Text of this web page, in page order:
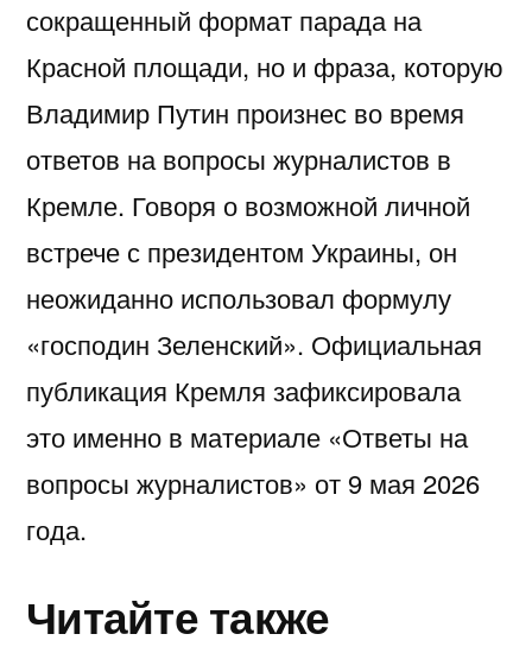
сокращенный формат парада на
Красной площади, но и фраза, которую
Владимир Путин произнес во время
ответов на вопросы журналистов в
Кремле. Говоря о возможной личной
встрече с президентом Украины, он
неожиданно использовал формулу
«господин Зеленский». Официальная
публикация Кремля зафиксировала
это именно в материале «Ответы на
вопросы журналистов» от 9 мая 2026
года.
Читайте также